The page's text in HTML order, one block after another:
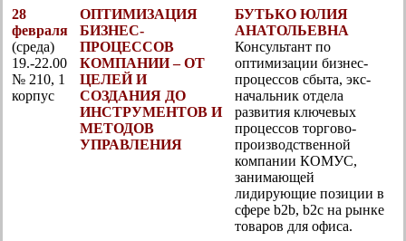
28
февраля
(среда)
19.-22.00
№ 210, 1
корпус
ОПТИМИЗАЦИЯ
БИЗНЕС-
ПРОЦЕССОВ
КОМПАНИИ – ОТ
ЦЕЛЕЙ И
СОЗДАНИЯ ДО
ИНСТРУМЕНТОВ И
МЕТОДОВ
УПРАВЛЕНИЯ
БУТЬКО ЮЛИЯ
АНАТОЛЬЕВНА
Консультант по
оптимизации бизнес-
процессов сбыта, экс-
начальник отдела
развития ключевых
процессов торгово-
производственной
компании КОМУС,
занимающей
лидирующие позиции в
сфере b2b, b2c на рынке
товаров для офиса.